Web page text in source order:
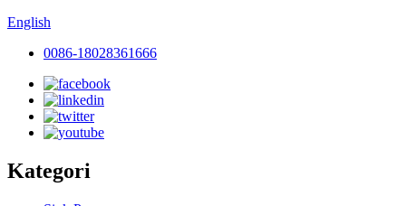
English
0086-18028361666
Kategori